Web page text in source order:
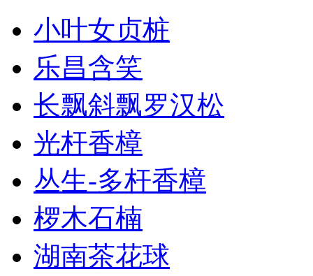
小叶女贞桩
乐昌含笑
长飘斜飘罗汉松
光杆香樟
丛生-多杆香樟
椤木石楠
湖南茶花球